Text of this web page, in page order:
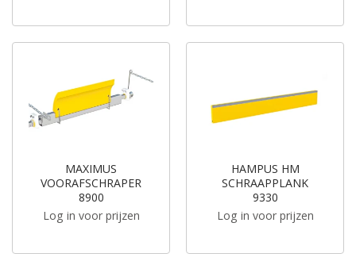
MAXIMUS
VOORAFSCHRAPER
8900
Log in voor prijzen
HAMPUS HM
SCHRAAPPLANK
9330
Log in voor prijzen